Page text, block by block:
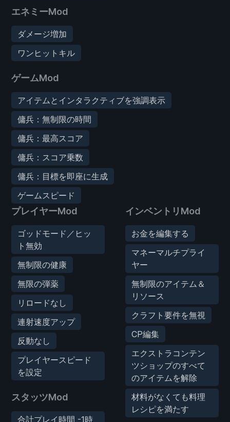
エネミーMod
ダメージ増加
ワンヒットキル
ゲームMod
アイテムとインタラクティブを強調表示
傭兵：無制限の時間
傭兵：最高スコア
傭兵：スコア乗数
傭兵：目標を即座に生成
ゲームスピード
プレイヤーMod
ゴッドモード／ヒッ
ト無効
無制限の健康
無限の弾薬
リロードなし
連射速度アップ
反動なし
プレイヤースピード
を設定
スタッツMod
合計プレイ時間 -1時
インベントリMod
お金を編集する
マネーマルチプライ
ヤー
無制限のアイテム＆
リソース
クラフト要件を無視
CP編集
エクストラコンテン
ツショップのすべて
のアイテムを解除
材料がなくても料理
レシピを満たす